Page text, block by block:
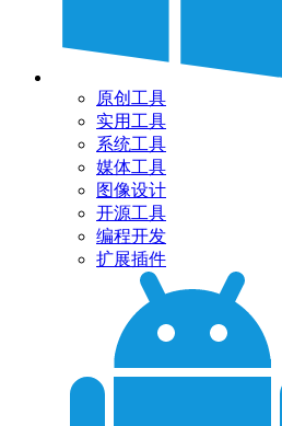
原创工具
实用工具
系统工具
媒体工具
图像设计
开源工具
编程开发
扩展插件